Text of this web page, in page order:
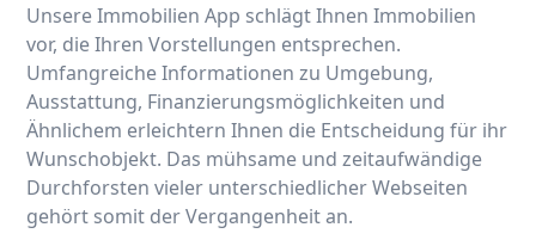
Unsere Immobilien App schlägt Ihnen Immobilien
vor, die Ihren Vorstellungen entsprechen.
Umfangreiche Informationen zu Umgebung,
Ausstattung, Finanzierungsmöglichkeiten und
Ähnlichem erleichtern Ihnen die Entscheidung für ihr
Wunschobjekt. Das mühsame und zeitaufwändige
Durchforsten vieler unterschiedlicher Webseiten
gehört somit der Vergangenheit an.